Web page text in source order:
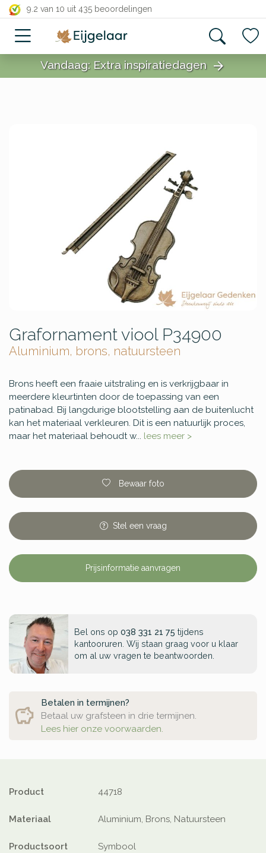
9.2 van 10 uit 435 beoordelingen
close
Vandaag: Extra inspiratiedagen arrow_forward
Grafornament viool P34900
Aluminium, brons, natuursteen
Brons heeft een fraaie uitstraling en is verkrijgbaar in
meerdere kleurtinten door de toepassing van een
patinabad. Bij langdurige blootstelling aan de buitenlucht
kan het materiaal verkleuren. Dit is een natuurlijk proces,
maar het materiaal behoudt w... lees meer >
Bewaar foto
Stel een vraag
Prijsinformatie aanvragen
Bel ons op 038 331 21 75 tijdens
kantooruren. Wij staan graag voor u klaar
om al uw vragen te beantwoorden.
Betalen in termijnen?
Betaal uw grafsteen in drie termijnen.
Lees hier onze voorwaarden.
Product 44718
Materiaal Aluminium, Brons, Natuursteen
Productsoort Symbool